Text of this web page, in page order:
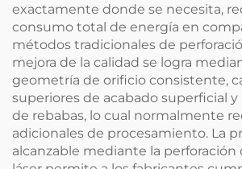
exactamente donde se necesita,
consumo total de energía en
métodos tradicionales de
mejora de la calidad se logra
geometría de orificio consistente,
superiores de acabado superficial
de rebabas, lo cual normalmente
adicionales de procesamiento. La
alcanzable mediante la